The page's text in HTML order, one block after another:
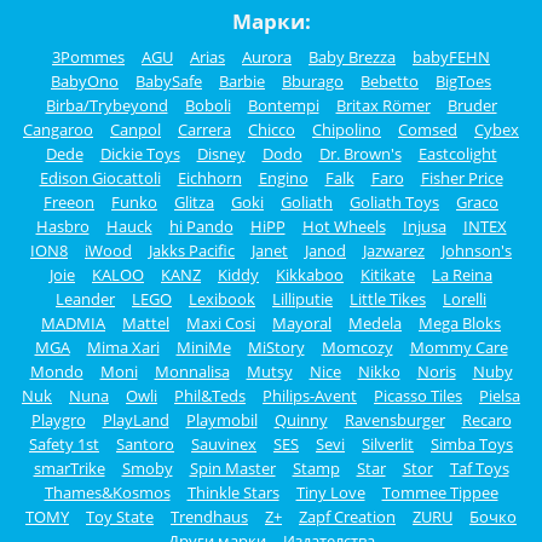
Марки:
3Pommes AGU Arias Aurora Baby Brezza
babyFEHN
BabyOno
BabySafe Barbie Bburago Bebetto
BigToes
Birba/Trybeyond
Boboli Bontempi Britax Römer
Bruder
Cangaroo
Canpol Carrera Chicco Chipolino Comsed
Cybex
Dede
Dickie Toys Disney Dodo Dr. Brown's
Eastcolight
Edison Giocattoli
Eichhorn Engino Falk Faro
Fisher Price
Freeon
Funko Glitza Goki Goliath Goliath Toys
Graco
Hasbro
Hauck hi Pando HiPP Hot Wheels Injusa
INTEX
ION8
iWood Jakks Pacific Janet Janod Jazwarez
Johnson's
Joie
KALOO KANZ Kiddy Kikkaboo Kitikate
La Reina
Leander
LEGO Lexibook Lilliputie Little Tikes
Lorelli
MADMIA
Mattel Maxi Cosi Mayoral Medela
Mega Bloks
MGA
Mima Xari MiniMe MiStory Momcozy
Mommy Care
Mondo
Moni Monnalisa Mutsy Nice Nikko Noris
Nuby
Nuk
Nuna Owli Phil&Teds Philips-Avent Picasso Tiles
Pielsa
Playgro
PlayLand Playmobil Quinny Ravensburger
Recaro
Safety 1st
Santoro Sauvinex SES Sevi Silverlit
Simba Toys
smarTrike
Smoby Spin Master Stamp Star Stor
Taf Toys
Thames&Kosmos
Thinkle Stars Tiny Love
Tommee Tippee
TOMY
Toy State Trendhaus Z+ Zapf Creation ZURU
Бочко